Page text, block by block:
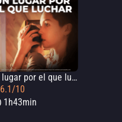
Un lugar por el que luchar
6.1/10
1h43min